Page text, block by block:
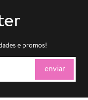
e promos!